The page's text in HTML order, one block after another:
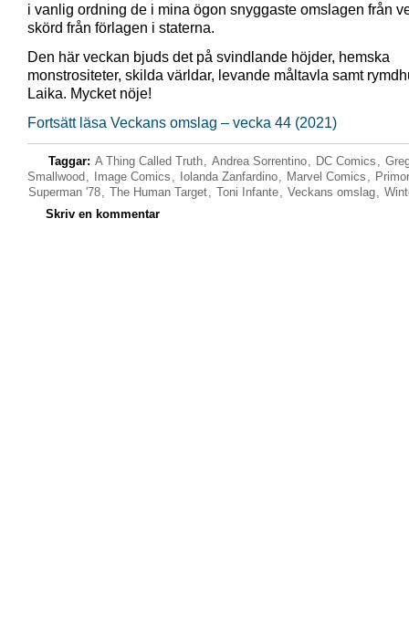
i vanlig ordning de i mina ögon snyggaste omslagen från
skörd från förlagen i staterna.
Den här veckan bjuds det på svindlande höjder, hemska
monstrositeter, skilda världar, levande måltavla samt
Laika. Mycket nöje!
Fortsätt läsa Veckans omslag – vecka 44 (2021)
Taggar: A Thing Called Truth, Andrea Sorrentino, DC Comics ,
Smallwood , Image Comics , Iolanda Zanfardino, Marvel Comics ,
Superman '78, The Human Target, Toni Infante, Veckans omslag,
Skriv en kommentar